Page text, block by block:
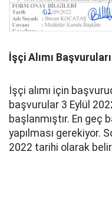
İşçi Alımı Başvuruları
İşçi alımı için
başvurular 3 Eylül
başlanmıştır. En geç
yapılması gerekiyor.
2022 tarihi olarak